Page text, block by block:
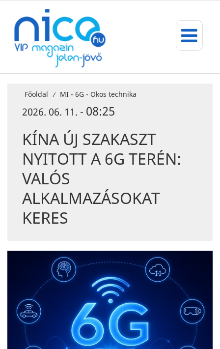
Főoldal / MI - 6G - Okos technika
2026. 06. 11. - 08:25
KÍNA ÚJ SZAKASZT
NYITOTT A 6G TERÉN:
VALÓS
ALKALMAZÁSOKAT
KERES